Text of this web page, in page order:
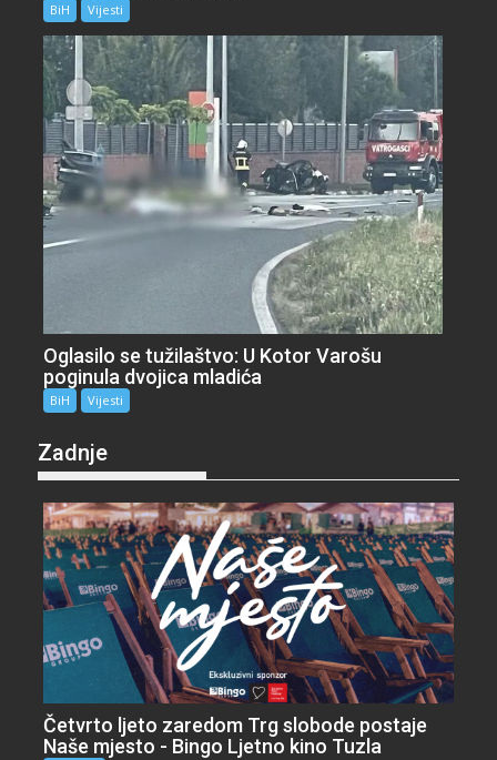
BiH Vijesti
Oglasilo se tužilaštvo: U Kotor Varošu
poginula dvojica mladića
BiH Vijesti
Zadnje
Četvrto ljeto zaredom Trg slobode postaje
Naše mjesto - Bingo Ljetno kino Tuzla